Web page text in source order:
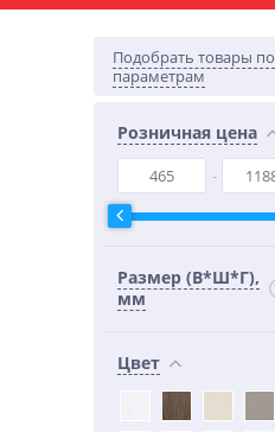
Подобрать товары по
параметрам
Розничная цена
Размер (В*Ш*Г),
мм
Цвет